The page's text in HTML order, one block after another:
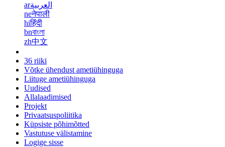
arالعربية
neनेपाली
hiहिंदी
bnবাংলা
zh中文
36 riiki
Võtke ühendust ametiühinguga
Liituge ametiühinguga
Uudised
Allalaadimised
Projekt
Privaatsuspoliitika
Küpsiste põhimõtted
Vastutuse välistamine
Logige sisse